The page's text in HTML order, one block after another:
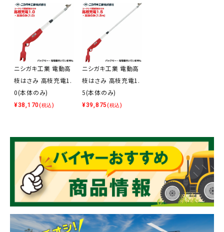
ニシガキ工業 電動高
枝はさみ 高枝充電1.
0(本体のみ)
¥38,170(税込)
ニシガキ工業 電動高
枝はさみ 高枝充電1.
5(本体のみ)
¥39,875(税込)